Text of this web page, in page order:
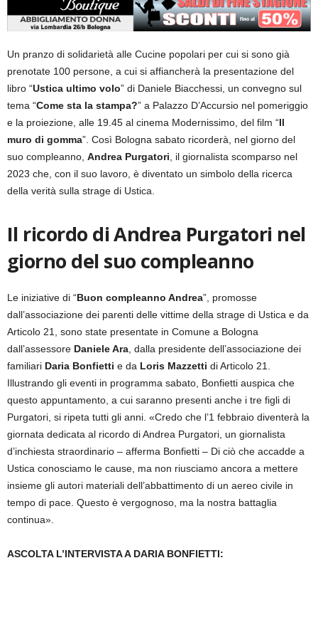
Un pranzo di solidarietà alle Cucine popolari per cui si sono già
prenotate 100 persone, a cui si affiancherà la presentazione del
libro “Ustica ultimo volo” di Daniele Biacchessi, un convegno sul
tema “Come sta la stampa?” a Palazzo D’Accursio nel pomeriggio
e la proiezione, alle 19.45 al cinema Modernissimo, del film “Il
muro di gomma”. Così Bologna sabato ricorderà, nel giorno del
suo compleanno, Andrea Purgatori, il giornalista scomparso nel
2023 che, con il suo lavoro, è diventato un simbolo della ricerca
della verità sulla strage di Ustica.
Il ricordo di Andrea Purgatori nel
giorno del suo compleanno
Le iniziative di “Buon compleanno Andrea”, promosse
dall’associazione dei parenti delle vittime della strage di Ustica e da
Articolo 21, sono state presentate in Comune a Bologna
dall’assessore Daniele Ara, dalla presidente dell’associazione dei
familiari Daria Bonfietti e da Loris Mazzetti di Articolo 21.
Illustrando gli eventi in programma sabato, Bonfietti auspica che
questo appuntamento, a cui saranno presenti anche i tre figli di
Purgatori, si ripeta tutti gli anni. «Credo che l’1 febbraio diventerà la
giornata dedicata al ricordo di Andrea Purgatori, un giornalista
d’inchiesta straordinario – afferma Bonfietti – Di ciò che accadde a
Ustica conosciamo le cause, ma non riusciamo ancora a mettere
insieme gli autori materiali dell’abbattimento di un aereo civile in
tempo di pace. Questo è vergognoso, ma la nostra battaglia
continua».
ASCOLTA L’INTERVISTA A DARIA BONFIETTI: